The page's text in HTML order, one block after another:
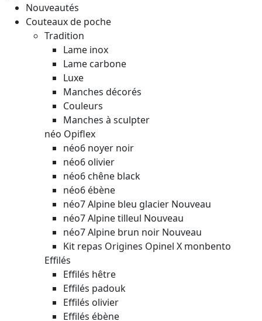
Nouveautés
Couteaux de poche
Tradition
Lame inox
Lame carbone
Luxe
Manches décorés
Couleurs
Manches à sculpter
néo Opiflex
néo6 noyer noir
néo6 olivier
néo6 chêne black
néo6 ébène
néo7 Alpine bleu glacier Nouveau
néo7 Alpine tilleul Nouveau
néo7 Alpine brun noir Nouveau
Kit repas Origines Opinel X monbento
Effilés
Effilés hêtre
Effilés padouk
Effilés olivier
Effilés ébène